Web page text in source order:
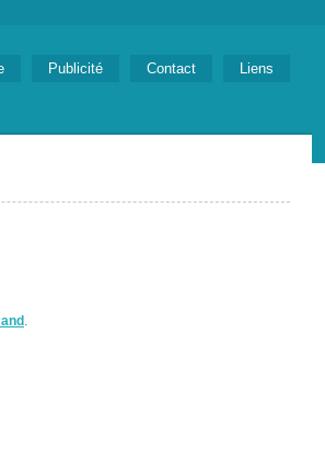
Publicité Contact Liens
.